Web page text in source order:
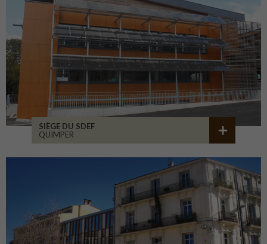
SIÈGE DU SDEF
QUIMPER